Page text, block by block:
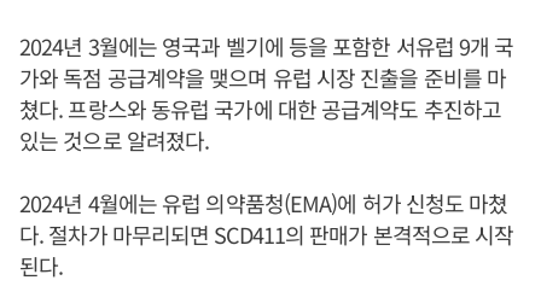
2024년 3월에는 영국과 벨기에 등을 포함한 서유럽 9개 국
가와 독점 공급계약을 맺으며 유럽 시장 진출을 준비를 마
쳤다. 프랑스와 동유럽 국가에 대한 공급계약도 추진하고
있는 것으로 알려졌다.
2024년 4월에는 유럽 의약품청(EMA)에 허가 신청도 마쳤
다. 절차가 마무리되면 SCD411의 판매가 본격적으로 시작
된다.